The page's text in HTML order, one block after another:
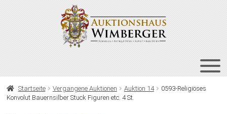
HOME
Startseite Vergangene Auktionen Auktion 14
0593-Religiöses
Konvolut Bauernsilber Stuck Figuren etc. 4 St.